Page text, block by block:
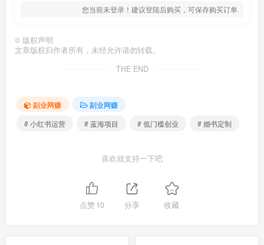
您当前未登录！建议登陆后购买，可保存购买订单
© 版权声明
文章版权归作者所有，未经允许请勿转载。
THE END
副业网赚
副业网赚
# 小红书运营
# 蓝海项目 # 低门槛创业 # 婚书定制
喜欢就支持一下吧
点赞10 分享 收藏